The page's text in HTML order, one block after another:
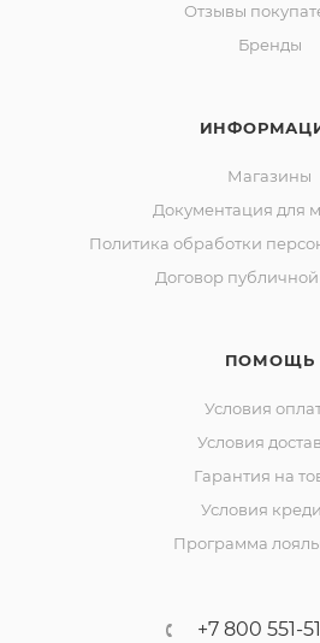
Отзывы
Бренды
Магазины
Документация для
Политика обработки
Договор
ПОМОЩЬ
Условия
Условия
Гарантия на
Условия
Программа
+7 800 551-